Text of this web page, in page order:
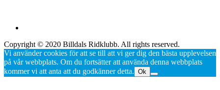
Copyright © 2020 Billdals Ridklubb. All rights reserved.
Vi använder cookies för att se till att vi ger dig den bästa upplevelsen
på vår webbplats. Om du fortsätter att använda denna webbplats
kommer vi att anta att du godkänner detta. Ok